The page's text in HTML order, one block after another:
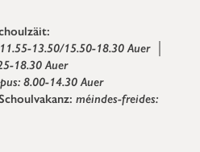
13.50/15.50-18.30 Auer │
18.30 Auer
8.00-14.30 Auer
méindes-freides: